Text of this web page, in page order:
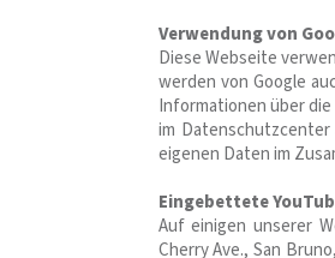
Verwendung von
Diese Webseite
werden von Google
Informationen über
im
eigenen Daten im
Eingebettete
Auf einigen unserer
Cherry Ave., San